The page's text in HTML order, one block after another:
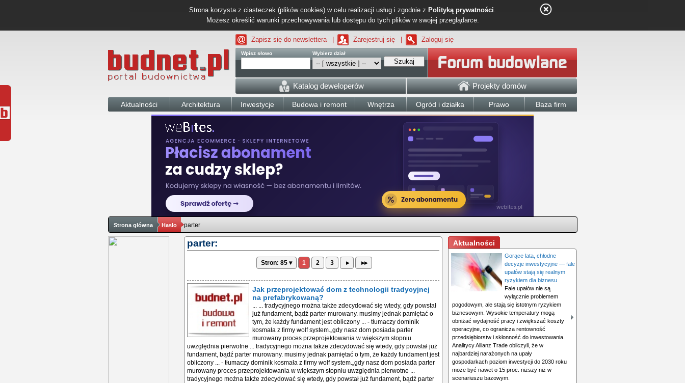
Strona korzysta z ciasteczek (plików cookies) w celu realizacji usług i zgodnie z Polityką prywatności.
Możesz określić warunki przechowywania lub dostępu do tych plików w swojej przeglądarce.
Zapisz się do newslettera Zarejestruj się Zaloguj się
Wpisz słowo Wybierz dział
Szukaj
Katalog deweloperów Projekty domów
Aktualności Architektura Inwestycje Budowa i remont Wnętrza Ogród i działka Prawo Baza firm
Strona główna Hasło parter
parter:
Stron: 85 ▾ 1 2 3 ▸ ▸▸
Jak przeprojektować dom z technologii tradycyjnej
na prefabrykowaną?
... ... tradycyjnego można także zdecydować się wtedy, gdy powstał
już fundament, bądź parter murowany. musimy jednak pamiętać o
tym, że każdy fundament jest obliczony ... - tłumaczy dominik
kosmała z firmy wolf system.„gdy nasz dom posiada parter
murowany proces przeprojektowania w większym stopniu
uwzględnia pierwotne ... tradycyjnego można także zdecydować się wtedy, gdy powstał już
fundament, bądź parter murowany. musimy jednak pamiętać o tym, że każdy fundament jest
obliczony ... - tłumaczy dominik kosmała z firmy wolf system.„gdy nasz dom posiada parter
murowany proces przeprojektowania w większym stopniu uwzględnia pierwotne ...
tradycyjnego można także zdecydować się wtedy, gdy powstał już fundament, bądź parter
Aktualności
Gorące lata, chłodne
decyzje inwestycyjne — fale
upałów stają się realnym
ryzykiem dla biznesu
Fale upałów nie są
wyłącznie problemem
pogodowym, ale stają się istotnym ryzykiem
biznesowym. Wysokie temperatury mogą
obniżać wydajność pracy i zwiększać koszty
operacyjne, co ogranicza rentowność
przedsiębiorstw i skłonność do inwestowania.
Analitycy Allianz Trade obliczyli, że w
najbardziej narażonych na upały
gospodarkach poziom inwestycji do 2030 roku
może być nawet o 15 proc. niższy niż w
scenariuszu bazowym.